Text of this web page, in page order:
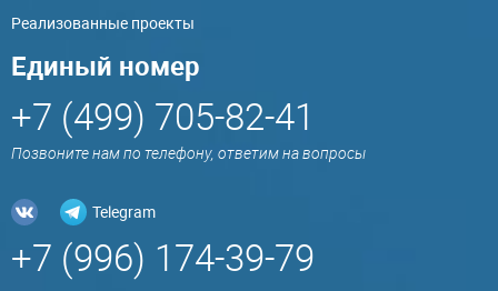
Реализованные проекты
Единый номер
+7 (499) 705-82-41
Позвоните нам по телефону, ответим на вопросы
Telegram
+7 (996) 174-39-79